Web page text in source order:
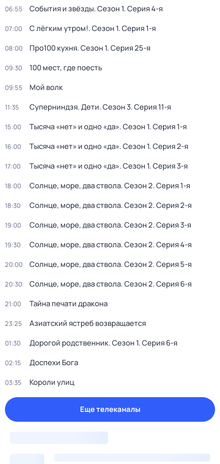
06:55 События и звёзды. Сезон 1. Серия 4-я
07:00 С лёгким утром!. Сезон 1. Серия 1-я
08:00 Про100 кухня. Сезон 1. Серия 25-я
09:30 100 мест, где поесть
09:55 Мой волк
11:35 Суперниндзя. Дети. Сезон 3. Серия 11-я
15:00 Тысяча «нет» и одно «да». Сезон 1. Серия 1-я
16:00 Тысяча «нет» и одно «да». Сезон 1. Серия 2-я
17:00 Тысяча «нет» и одно «да». Сезон 1. Серия 3-я
18:00 Солнце, море, два ствола. Сезон 2. Серия 1-я
18:30 Солнце, море, два ствола. Сезон 2. Серия 2-я
19:00 Солнце, море, два ствола. Сезон 2. Серия 3-я
19:30 Солнце, море, два ствола. Сезон 2. Серия 4-я
20:00 Солнце, море, два ствола. Сезон 2. Серия 5-я
20:30 Солнце, море, два ствола. Сезон 2. Серия 6-я
21:00 Тайна печати дракона
23:25 Азиатский ястреб возвращается
01:30 Дорогой родственник. Сезон 1. Серия 6-я
02:15 Доспехи Бога
03:35 Короли улиц
Еще телеканалы